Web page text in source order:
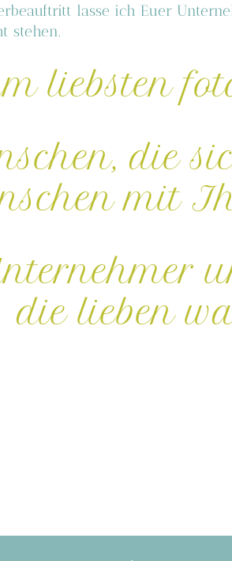
lasse ich Euer
stehen.
liebsten
die
mit
die lieben